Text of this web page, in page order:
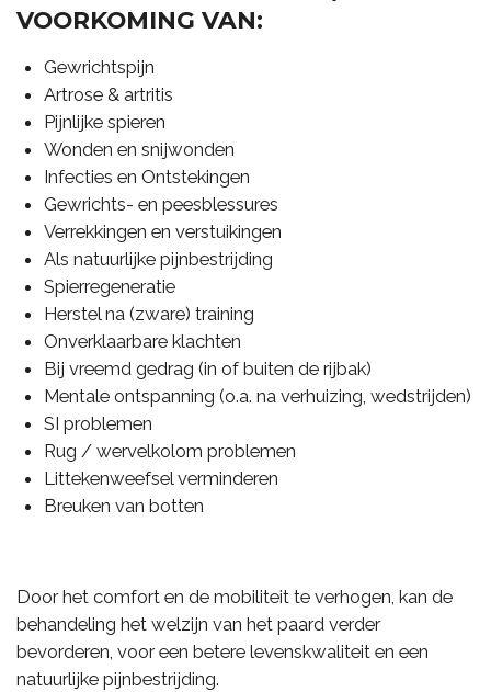
VOORKOMING VAN:
Gewrichtspijn
Artrose & artritis
Pijnlijke spieren
Wonden en snijwonden
Infecties en Ontstekingen
Gewrichts- en peesblessures
Verrekkingen en verstuikingen
Als natuurlijke pijnbestrijding
Spierregeneratie
Herstel na (zware) training
Onverklaarbare klachten
Bij vreemd gedrag (in of buiten de rijbak)
Mentale ontspanning (o.a. na verhuizing, wedstrijden)
SI problemen
Rug / wervelkolom problemen
Littekenweefsel verminderen
Breuken van botten
Door het comfort en de mobiliteit te verhogen, kan de
behandeling het welzijn van het paard verder
bevorderen, voor een betere levenskwaliteit en een
natuurlijke pijnbestrijding.